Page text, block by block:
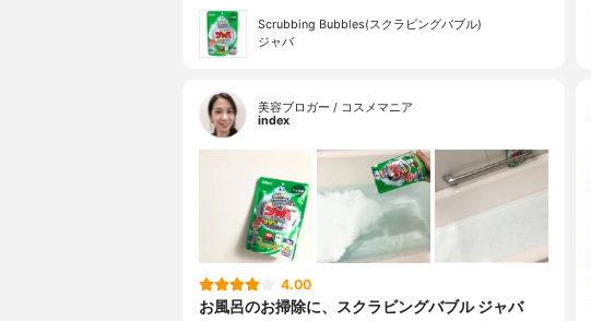
Scrubbing Bubbles(スクラビングバブル)
ジャバ
美容ブロガー / コスメマニア
index
4.00
お風呂のお掃除に、スクラビングバブル ジャバ